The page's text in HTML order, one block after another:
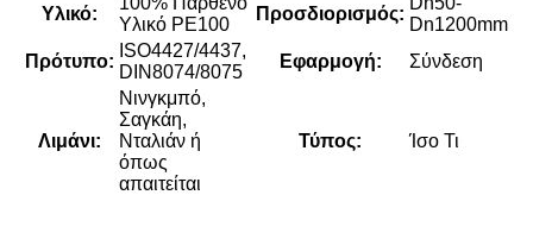
Υλικό:
Υλικό PE100
Προσδιορισμός:
Dn1200mm
Πρότυπο:
ISO4427/4437,
DIN8074/8075
Εφαρμογή: Σύνδεση
Λιμάνι:
Νινγκμπό,
Σαγκάη,
Νταλιάν ή
όπως
απαιτείται
Τύπος: Ίσο Τι